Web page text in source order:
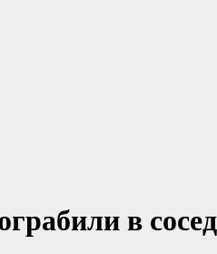
в